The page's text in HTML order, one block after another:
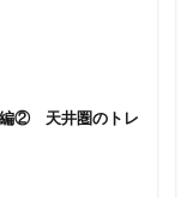
編② 天井圏のトレ